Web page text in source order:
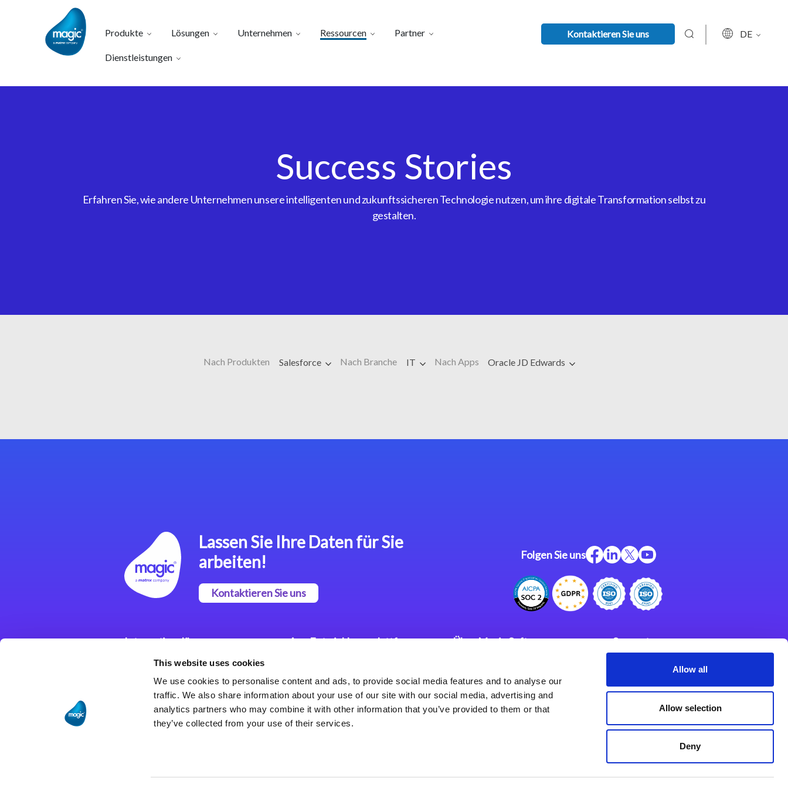
This website uses cookies
We use cookies to personalise content and ads, to provide social media features and to analyse our
traffic. We also share information about your use of our site with our social media, advertising and
analytics partners who may combine it with other information that you’ve provided to them or that
they’ve collected from your use of their services.
Allow all
Allow selection
Deny
Produkte Lösungen Unternehmen Ressourcen Partner
Dienstleistungen
Kontaktieren Sie uns DE
Success Stories
Erfahren Sie, wie andere Unternehmen unsere intelligenten und zukunftssicheren Technologie nutzen, um ihre digitale Transformation selbst zu
gestalten.
Nach Produkten Salesforce Nach Branche IT Nach Apps Oracle JD Edwards
Lassen Sie Ihre Daten für Sie
arbeiten!
Kontaktieren Sie uns
Folgen Sie uns
Integrationslösungen
Magic xpi
Integrationsplattform
App Entwicklungsplattform
Plattform
Magic xpa Web Application
Framework
Über Magic Software
Karriere
Datenschutzerklärung
Weltweite Niederlassungen
Support
Impressum